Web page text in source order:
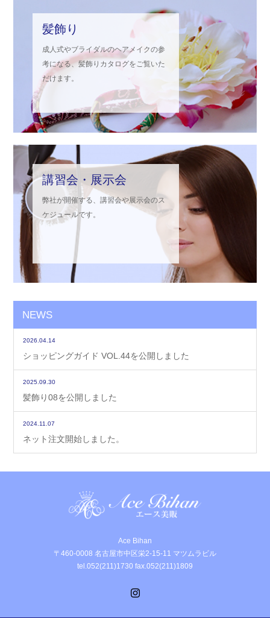
髪飾り
成人式やブライダルのヘアメイクの参
考になる、髪飾りカタログをご覧いた
だけます。
講習会・展示会
弊社が開催する、講習会や展示会のス
ケジュールです。
NEWS
2026.04.14
ショッピングガイド VOL.44を公開しました
2025.09.30
髪飾り08を公開しました
2024.11.07
ネット注文開始しました。
Ace Bihan
〒460-0008 名古屋市中区栄2-15-11 マツムラビル
tel.052(211)1730 fax.052(211)1809